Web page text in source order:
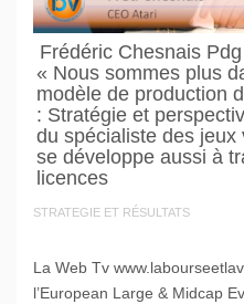
Frédéric Chesnais
« Nous sommes plus
modèle de production
: Stratégie et
du spécialiste des jeux
se développe aussi à
licences
STRATEGIE ET RÉSULTATS
La Web Tv
l’European Large & Midcap